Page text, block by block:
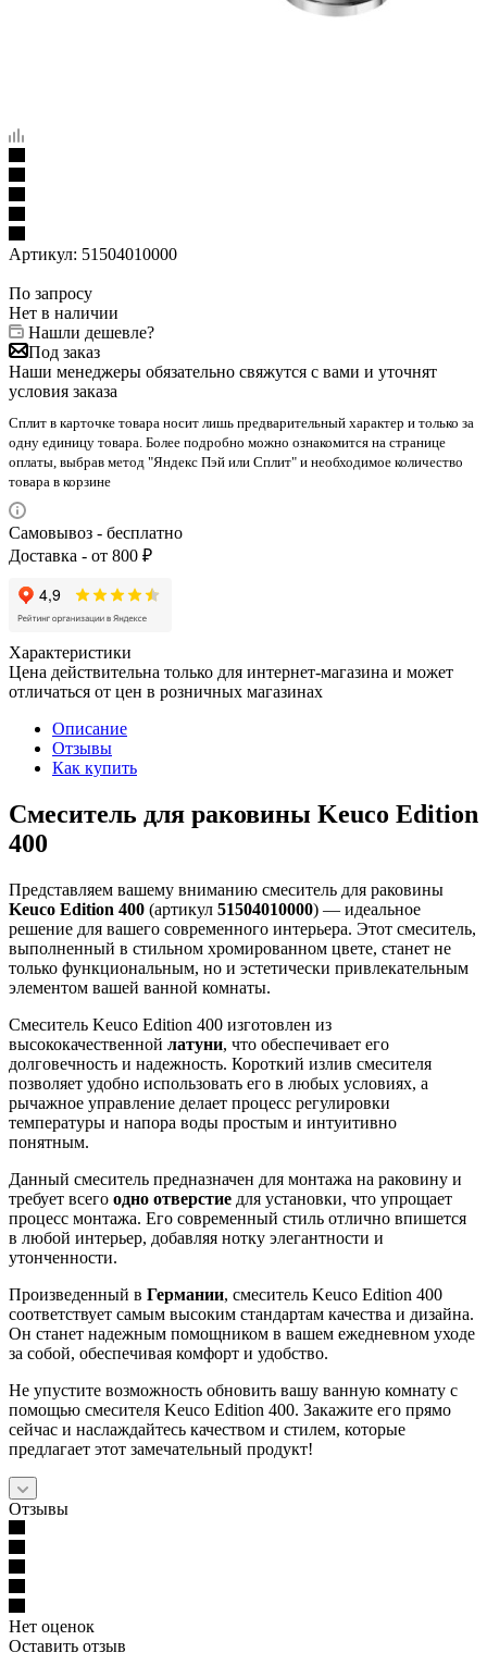
Артикул: 51504010000
По запросу
Нет в наличии
Нашли дешевле?
Под заказ
Наши менеджеры обязательно свяжутся с вами и уточнят
условия заказа
Сплит в карточке товара носит лишь предварительный характер и только за
одну единицу товара. Более подробно можно ознакомится на странице
оплаты, выбрав метод "Яндекс Пэй или Сплит" и необходимое количество
товара в корзине
Самовывоз - бесплатно
Доставка - от 800 ₽
Характеристики
Цена действительна только для интернет-магазина и может
отличаться от цен в розничных магазинах
Описание
Отзывы
Как купить
Смеситель для раковины Keuco Edition
400
Представляем вашему вниманию смеситель для раковины
Keuco Edition 400 (артикул 51504010000) — идеальное
решение для вашего современного интерьера. Этот смеситель,
выполненный в стильном хромированном цвете, станет не
только функциональным, но и эстетически привлекательным
элементом вашей ванной комнаты.
Смеситель Keuco Edition 400 изготовлен из
высококачественной латуни, что обеспечивает его
долговечность и надежность. Короткий излив смесителя
позволяет удобно использовать его в любых условиях, а
рычажное управление делает процесс регулировки
температуры и напора воды простым и интуитивно
понятным.
Данный смеситель предназначен для монтажа на раковину и
требует всего одно отверстие для установки, что упрощает
процесс монтажа. Его современный стиль отлично впишется
в любой интерьер, добавляя нотку элегантности и
утонченности.
Произведенный в Германии, смеситель Keuco Edition 400
соответствует самым высоким стандартам качества и дизайна.
Он станет надежным помощником в вашем ежедневном уходе
за собой, обеспечивая комфорт и удобство.
Не упустите возможность обновить вашу ванную комнату с
помощью смесителя Keuco Edition 400. Закажите его прямо
сейчас и наслаждайтесь качеством и стилем, которые
предлагает этот замечательный продукт!
Отзывы
Нет оценок
Оставить отзыв